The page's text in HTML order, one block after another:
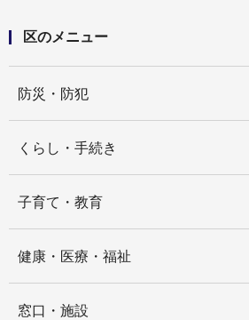
区のメニュー
防災・防犯
くらし・手続き
子育て・教育
健康・医療・福祉
窓口・施設